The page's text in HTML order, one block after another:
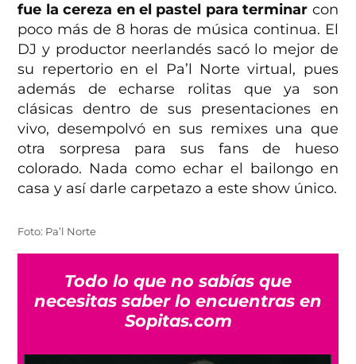
fue la cereza en el pastel para terminar con
poco más de 8 horas de música continua. El
DJ y productor neerlandés sacó lo mejor de
su repertorio en el Pa’l Norte virtual, pues
además de echarse rolitas que ya son
clásicas dentro de sus presentaciones en
vivo, desempolvó en sus remixes una que
otra sorpresa para sus fans de hueso
colorado. Nada como echar el bailongo en
casa y así darle carpetazo a este show único.
Foto: Pa’l Norte
Todo lo que no sabías que
necesitas saber lo encuentras en
Sopitas.com